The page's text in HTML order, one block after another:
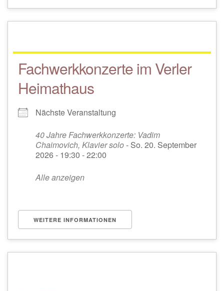
Fachwerkkonzerte im Verler
Heimathaus
Nächste Veranstaltung
40 Jahre Fachwerkkonzerte: Vadim
Chaimovich, Klavier solo- So. 20. September
2026 - 19:30 - 22:00
Alle anzeigen
WEITERE INFORMATIONEN